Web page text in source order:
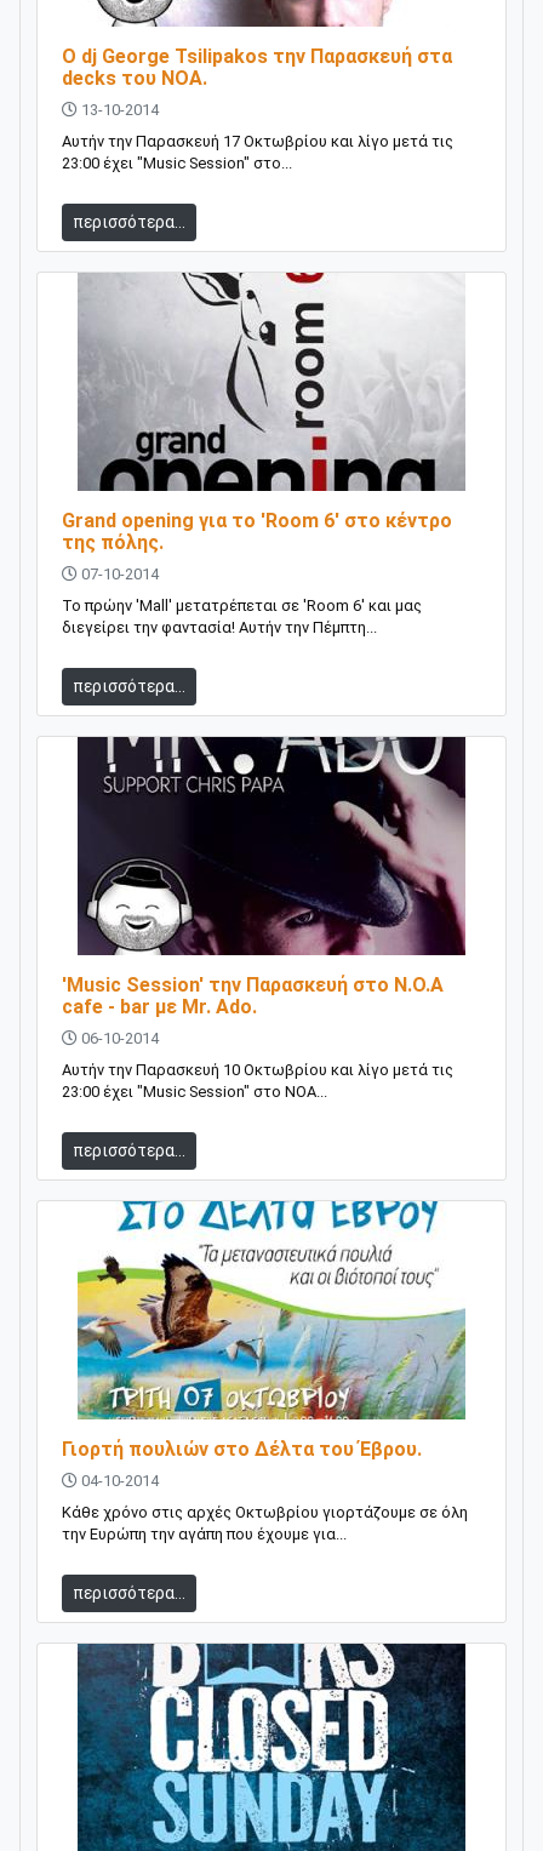
Ο dj George Tsilipakos την Παρασκευή στα
decks του ΝΟΑ.
13-10-2014
Αυτήν την Παρασκευή 17 Οκτωβρίου και λίγο μετά τις
23:00 έχει "Music Session" στο...
περισσότερα...
Grand opening για το 'Room 6' στο κέντρο
της πόλης.
07-10-2014
Το πρώην 'Mall' μετατρέπεται σε 'Room 6' και μας
διεγείρει την φαντασία! Αυτήν την Πέμπτη...
περισσότερα...
'Music Session' την Παρασκευή στο Ν.Ο.Α
cafe - bar με Mr. Ado.
06-10-2014
Αυτήν την Παρασκευή 10 Οκτωβρίου και λίγο μετά τις
23:00 έχει "Music Session" στο ΝΟΑ...
περισσότερα...
Γιορτή πουλιών στο Δέλτα του Έβρου.
04-10-2014
Κάθε χρόνο στις αρχές Οκτωβρίου γιορτάζουμε σε όλη
την Ευρώπη την αγάπη που έχουμε για...
περισσότερα...